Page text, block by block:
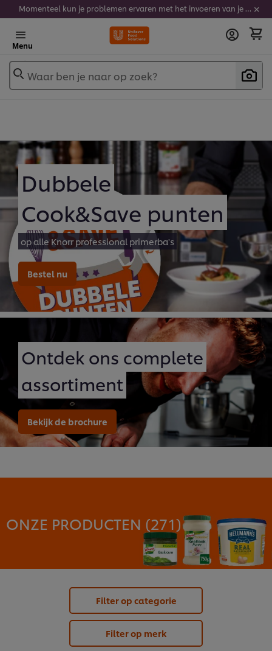
Momenteel kun je problemen ervaren met het invoeren van je stickercodes. We werken er hard aan om dit op te lossen.
Menu
Waar ben je naar op zoek?
Dubbele
Cook&Save punten
op alle Knorr professional primerba's
Bestel nu
Ontdek ons complete
assortiment
Bekijk de brochure
ONZE PRODUCTEN (271)
Filter op categorie
Filter op merk